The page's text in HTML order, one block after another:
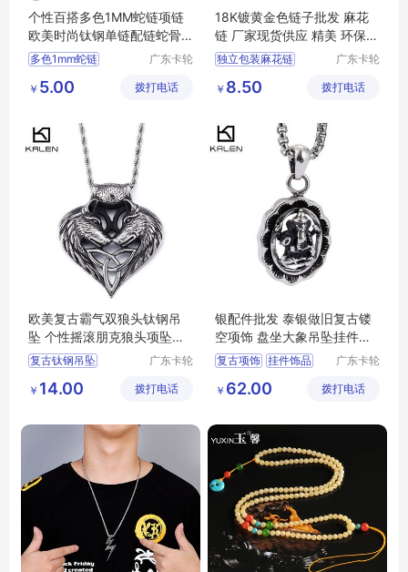
个性百搭多色1MM蛇链项链
欧美时尚钛钢单链配链蛇骨
链批发
多色1mm蛇链
多色蛇链
广东卡轮
公司
￥ 5.00 拨打电话
18K镀黄金色链子批发 麻花
链 厂家现货供应 精美 环保不
变色
独立包装麻花链
韩式韩国风麻花链
韩版麻花链
广东卡轮
公司
￥ 8.50 拨打电话
欧美复古霸气双狼头钛钢吊
坠 个性摇滚朋克狼头项坠配
饰批发
复古钛钢吊坠
狼头吊坠
广东卡轮
公司
￥ 14.00 拨打电话
银配件批发 泰银做旧复古镂
空项饰 盘坐大象吊坠挂件饰
品直销
复古项饰 挂件饰品
复古镂空项饰
广东卡轮
公司
￥ 62.00 拨打电话